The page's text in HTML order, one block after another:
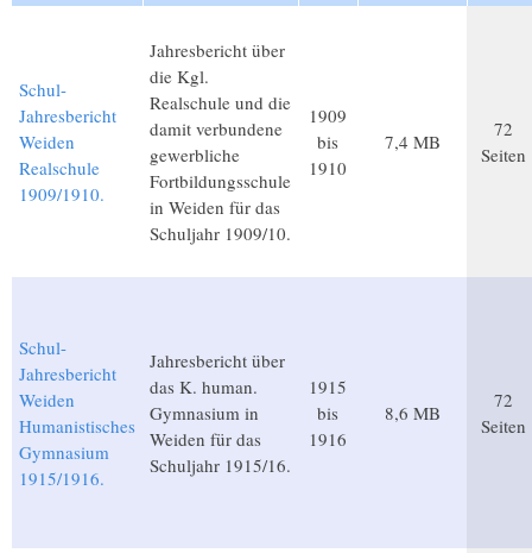
Schul-
Jahresbericht
Weiden
Realschule
1909/1910.
Jahresbericht über
die Kgl.
Realschule und die
damit verbundene
gewerbliche
Fortbildungsschule
in Weiden für das
Schuljahr 1909/10.
1909
bis
1910
7,4 MB
72
Seiten
Schul-
Jahresbericht
Weiden
Humanistisches
Gymnasium
1915/1916.
Jahresbericht über
das K. human.
Gymnasium in
Weiden für das
Schuljahr 1915/16.
1915
bis
1916
8,6 MB
72
Seiten